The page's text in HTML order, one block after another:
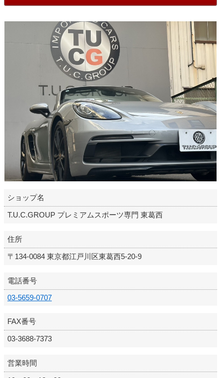
ショップ名
T.U.C.GROUP プレミアムスポーツ専門 東葛西
住所
〒134-0084 東京都江戸川区東葛西5-20-9
電話番号
03-5659-0707
FAX番号
03-3688-7373
営業時間